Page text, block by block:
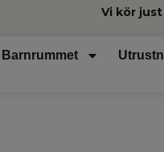
Vi kör
Barnrummet